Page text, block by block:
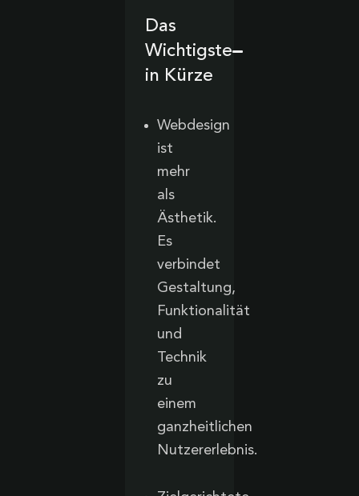
Das
Wichtigste
in Kürze
Webdesign
ist
mehr
als
Ästhetik.
Es
verbindet
Gestaltung,
Funktionalität
und
Technik
zu
einem
ganzheitlichen
Nutzererlebnis.